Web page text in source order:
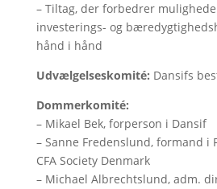
– Tiltag, der forbedrer
investerings- og
hånd i hånd
Udvælgelseskomité: Dansifs
Dommerkomité:
– Mikael Bek, forperson i Dansif
– Sanne Fredenslund, formand i
CFA Society Denmark
– Michael Albrechtslund, adm.